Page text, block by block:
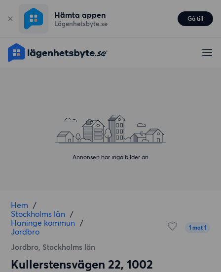
Hämta appen
Lägenhetsbyte.se
Gå till
Annonsen har inga bilder än
Hem /
Stockholms län /
Haninge kommun /
Jordbro
Jordbro, Stockholms län
1 mot 1
Kullerstensvägen 22, 1002